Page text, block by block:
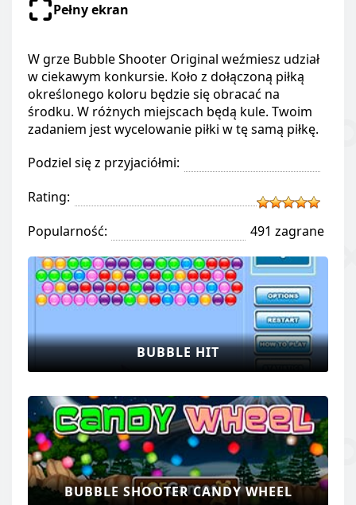
Pełny ekran
W grze Bubble Shooter Original weźmiesz udział
w ciekawym konkursie. Koło z dołączoną piłką
określonego koloru będzie się obracać na
środku. W różnych miejscach będą kule. Twoim
zadaniem jest wycelowanie piłki w tę samą piłkę.
Podziel się z przyjaciółmi:
Rating:
Popularność:
491 zagrane
BUBBLE HIT
BUBBLE SHOOTER CANDY WHEEL